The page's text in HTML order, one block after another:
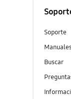
Soporte
Buscar